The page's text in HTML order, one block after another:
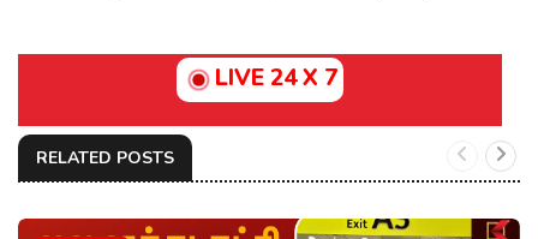
LIVE 24 X 7
RELATED POSTS